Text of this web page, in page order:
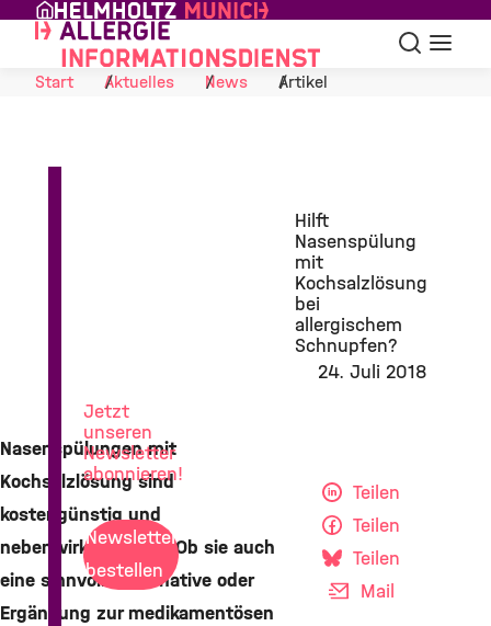
Skip to Content
Suche
Start
Aktuelles News Artikel
Hilft
Nasenspülung
mit
Kochsalzlösung
bei
allergischem
Schnupfen?
24. Juli 2018
Nasenspülungen mit
Kochsalzlösung sind
kostengünstig und
nebenwirkungsarm. Ob sie auch
eine sinnvolle Alternative oder
Ergänzung zur medikamentösen
Teilen
Teilen
Teilen
Mail
Jetzt
unseren
Newsletter
abonnieren!
Newsletter
bestellen